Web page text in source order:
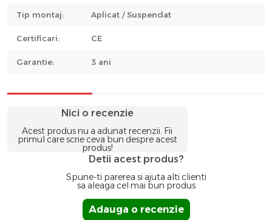
Tip montaj: Aplicat / Suspendat
Certificari: CE
Garantie: 3 ani
Nici o recenzie
Acest produs nu a adunat recenzii. Fii
primul care scrie ceva bun despre acest
produs!
Detii acest produs?
Spune-ti parerea si ajuta alti clienti
sa aleaga cel mai bun produs
Adauga o recenzie